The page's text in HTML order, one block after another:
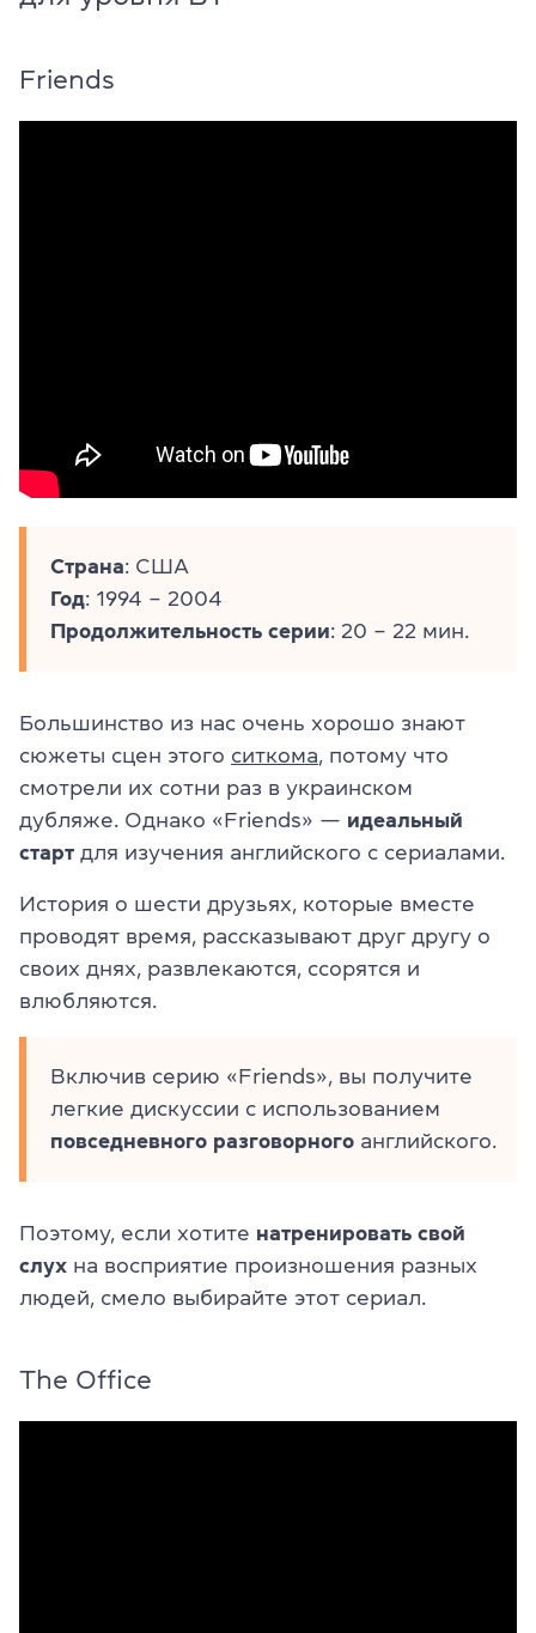
Friends
Страна: США
Год: 1994 – 2004
Продолжительность серии: 20 – 22 мин.
Большинство из нас очень хорошо знают
сюжеты сцен этого ситкома , потому что
смотрели их сотни раз в украинском
дубляже. Однако «Friends» — идеальный
старт для изучения английского с сериалами.
История о шести друзьях, которые вместе
проводят время, рассказывают друг другу о
своих днях, развлекаются, ссорятся и
влюбляются.
Включив серию «Friends», вы получите
легкие дискуссии с использованием
повседневного разговорного английского.
Поэтому, если хотите натренировать свой
слух на восприятие произношения разных
людей, смело выбирайте этот сериал.
The Office